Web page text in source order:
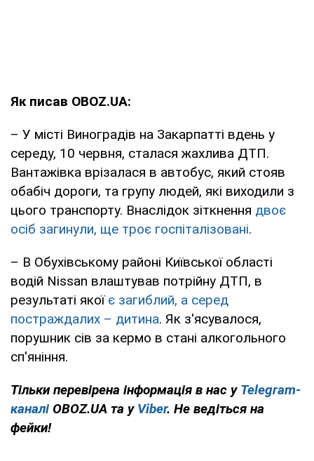
Як писав OBOZ.UA:
– У місті Виноградів на Закарпатті вдень у
середу, 10 червня, сталася жахлива ДТП.
Вантажівка врізалася в автобус, який стояв
обабіч дороги, та групу людей, які виходили з
цього транспорту. Внаслідок зіткнення двоє
осіб загинули, ще троє госпіталізовані.
– В Обухівському районі Київської області
водій Nissan влаштував потрійну ДТП, в
результаті якої є загиблий, а серед
постраждалих – дитина. Як з'ясувалося,
порушник сів за кермо в стані алкогольного
сп'яніння.
Тільки перевірена інформація в нас у Telegram-
каналі OBOZ.UA та у Viber. Не ведіться на
фейки!